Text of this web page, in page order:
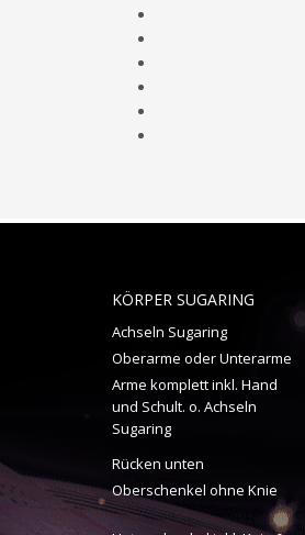
KÖRPER SUGARING
Achseln Sugaring
Oberarme oder Unterarme
Arme komplett inkl. Hand
und Schult. o. Achseln
Sugaring
Rücken unten
Oberschenkel ohne Knie